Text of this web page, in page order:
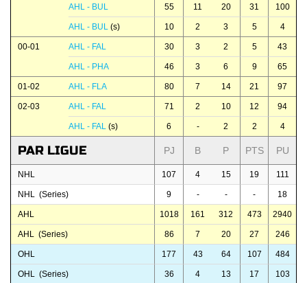
AHL - BUL 55 11 20 31 100
AHL - BUL (s) 10 2 3 5 4
00-01 AHL - FAL 30 3 2 5 43
AHL - PHA 46 3 6 9 65
01-02 AHL - FLA 80 7 14 21 97
02-03 AHL - FAL 71 2 10 12 94
AHL - FAL (s) 6 - 2 2 4
PAR LIGUE PJ B P PTS PU
NHL 107 4 15 19 111
NHL (Series) 9 - - - 18
AHL 1018 161 312 473 2940
AHL (Series) 86 7 20 27 246
OHL 177 43 64 107 484
OHL (Series) 36 4 13 17 103